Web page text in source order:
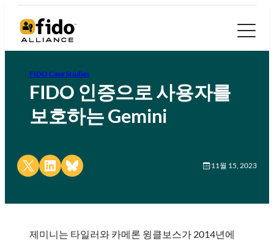
FIDO Case Studies
FIDO 인증으로 사용자를
보호하는 Gemini
Share on X Share on LinkedIn
Share on Bluesky 11월 15, 2023
제미니는 타일러와 카메론 윙클보스가 2014년에